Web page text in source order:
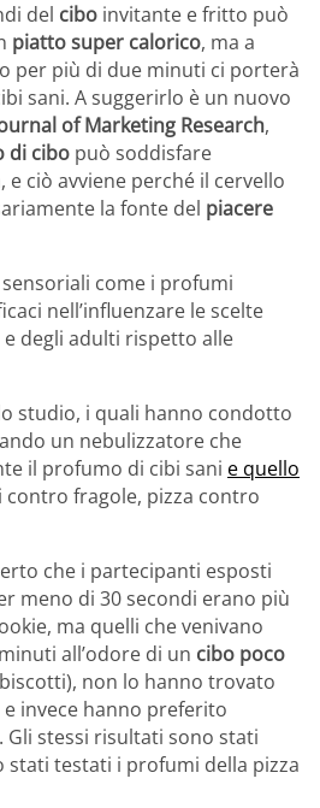
del cibo invitante e fritto può
piatto super calorico, ma a
per più di due minuti ci porterà
sani. A suggerirlo è un nuovo
of Marketing Research,
di cibo può soddisfare
ciò avviene perché il cervello
la fonte del piacere
come i profumi
nell’influenzare le scelte
degli adulti rispetto alle
studio, i quali hanno condotto
un nebulizzatore che
il profumo di cibi sani e quello
contro fragole, pizza contro
che i partecipanti esposti
meno di 30 secondi erano più
ma quelli che venivano
all’odore di un cibo poco
non lo hanno trovato
invece hanno preferito
Gli stessi risultati sono stati
testati i profumi della pizza